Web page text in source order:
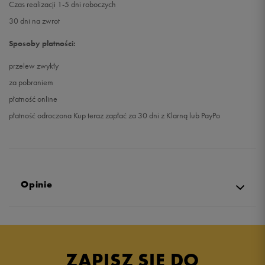
Czas realizacji 1-5 dni roboczych
30 dni na zwrot
Sposoby płatności:
przelew zwykły
za pobraniem
płatność online
płatność odroczona Kup teraz zapłać za 30 dni z Klarną lub PayPo
Opinie
5.0